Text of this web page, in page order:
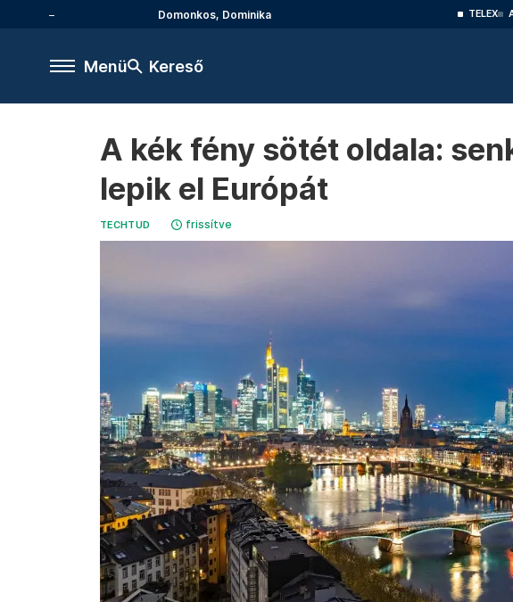
Domonkos, Dominika TELEX
Menü Kereső
A kék fény sötét oldala:
lepik el Európát
TECHTUD frissítve